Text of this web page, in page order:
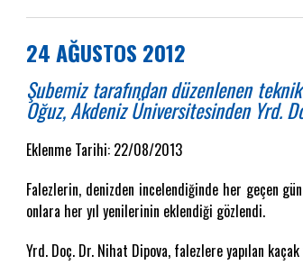
24 AĞUSTOS 2012
Şubemiz tarafından düzenlenen
Oğuz, Akdeniz Üniversitesinden Yrd.
Eklenme Tarihi: 22/08/2013
Falezlerin, denizden incelendiğinde her geçen
onlara her yıl yenilerinin eklendiği gözlendi.
Yrd. Doç. Dr. Nihat Dipova, falezlere yapılan